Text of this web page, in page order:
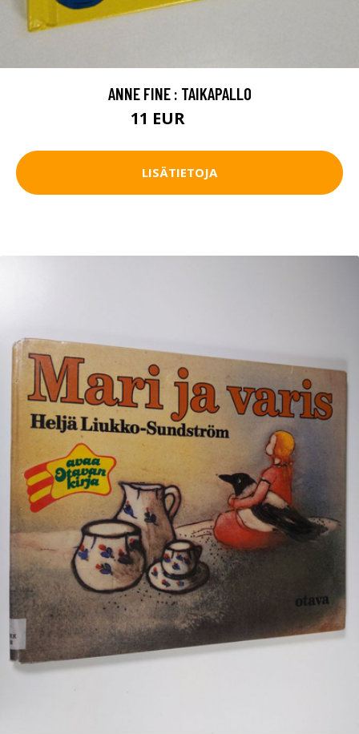
ANNE FINE : TAIKAPALLO
11 EUR
LISÄTIETOJA